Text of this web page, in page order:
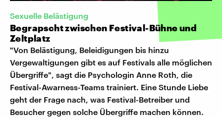
Sexuelle Belästigung
Begrapscht zwischen Festival-Bühne und
Zeltplatz
"Von Belästigung, Beleidigungen bis hinzu
Vergewaltigungen gibt es auf Festivals alle möglichen
Übergriffe", sagt die Psychologin Anne Roth, die
Festival-Awarness-Teams trainiert. Eine Stunde Liebe
geht der Frage nach, was Festival-Betreiber und
Besucher gegen solche Übergriffe machen können.